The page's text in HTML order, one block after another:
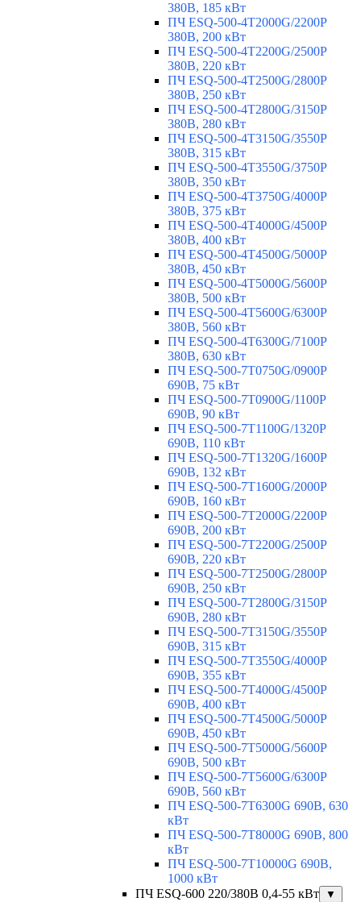
380В, 185 кВт
ПЧ ESQ-500-4T2000G/2200P
380В, 200 кВт
ПЧ ESQ-500-4T2200G/2500P
380В, 220 кВт
ПЧ ESQ-500-4T2500G/2800P
380В, 250 кВт
ПЧ ESQ-500-4T2800G/3150P
380В, 280 кВт
ПЧ ESQ-500-4T3150G/3550P
380В, 315 кВт
ПЧ ESQ-500-4T3550G/3750P
380В, 350 кВт
ПЧ ESQ-500-4T3750G/4000P
380В, 375 кВт
ПЧ ESQ-500-4T4000G/4500P
380В, 400 кВт
ПЧ ESQ-500-4T4500G/5000P
380В, 450 кВт
ПЧ ESQ-500-4T5000G/5600P
380В, 500 кВт
ПЧ ESQ-500-4T5600G/6300P
380В, 560 кВт
ПЧ ESQ-500-4T6300G/7100P
380В, 630 кВт
ПЧ ESQ-500-7T0750G/0900P
690В, 75 кВт
ПЧ ESQ-500-7T0900G/1100P
690В, 90 кВт
ПЧ ESQ-500-7T1100G/1320P
690В, 110 кВт
ПЧ ESQ-500-7T1320G/1600P
690В, 132 кВт
ПЧ ESQ-500-7T1600G/2000P
690В, 160 кВт
ПЧ ESQ-500-7T2000G/2200P
690В, 200 кВт
ПЧ ESQ-500-7T2200G/2500P
690В, 220 кВт
ПЧ ESQ-500-7T2500G/2800P
690В, 250 кВт
ПЧ ESQ-500-7T2800G/3150P
690В, 280 кВт
ПЧ ESQ-500-7T3150G/3550P
690В, 315 кВт
ПЧ ESQ-500-7T3550G/4000P
690В, 355 кВт
ПЧ ESQ-500-7T4000G/4500P
690В, 400 кВт
ПЧ ESQ-500-7T4500G/5000P
690В, 450 кВт
ПЧ ESQ-500-7T5000G/5600P
690В, 500 кВт
ПЧ ESQ-500-7T5600G/6300P
690В, 560 кВт
ПЧ ESQ-500-7T6300G 690В, 630
кВт
ПЧ ESQ-500-7T8000G 690В, 800
кВт
ПЧ ESQ-500-7T10000G 690В,
1000 кВт
ПЧ ESQ-600 220/380В 0,4-55 кВт
▼